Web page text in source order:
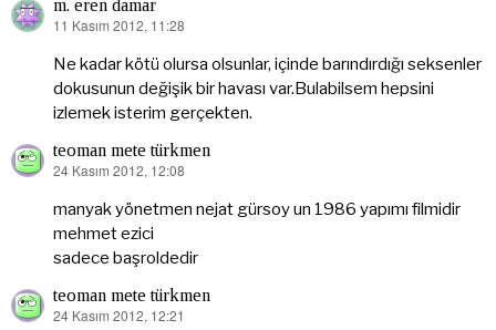
m. eren damar
dedi
11 Kasım 2012, 11:28
Ne kadar kötü olursa olsunlar, içinde barındırdığı seksenler
dokusunun değişik bir havası var.Bulabilsem hepsini
izlemek isterim gerçekten.
teoman mete türkmen
dedi
24 Kasım 2012, 12:08
manyak yönetmen nejat gürsoy un 1986 yapımı filmidir
mehmet ezici
sadece başroldedir
teoman mete türkmen
dedi
24 Kasım 2012, 12:21